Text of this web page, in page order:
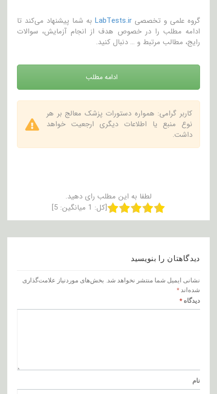
گروه علمی و تخصصی LabTests.ir به شما پیشنهاد می‌کند تا
ادامه مطلب را در خصوص هدف از انجام آزمایش، سوالات
رایج، مطالب مرتبط و … دنبال کنید.
ادامه مطلب
کاربر گرامی: همواره دستورات پزشک معالج بر هر
نوع منبع یا اطلاعات دیگری ارجعیت خواهد
داشت.
لطفا به این مطلب رای دهید.
[کل: 1 میانگین: 5
]
دیدگاهتان را بنویسید
نشانی ایمیل شما منتشر نخواهد شد. بخش‌های موردنیاز علامت‌گذاری
شده‌اند *
دیدگاه *
نام